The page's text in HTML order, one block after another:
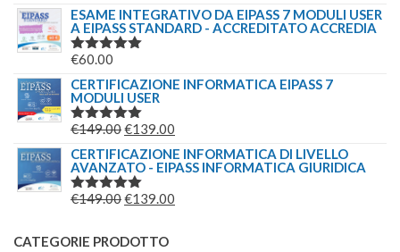
ESAME INTEGRATIVO DA EIPASS 7 MODULI USER
A EIPASS STANDARD - ACCREDITATO ACCREDIA
VALUTATO
€60.00
CERTIFICAZIONE INFORMATICA EIPASS 7
MODULI USER
VALUTATO
€149.00IL
PREZZO
ORIGINALE
ERA:
€139.00
PREZZO
ATTUALE
CERTIFICAZIONE INFORMATICA DI LIVELLO
AVANZATO - EIPASS INFORMATICA GIURIDICA
VALUTATO
€149.00IL
ORIGINALE
€139.00
CATEGORIE PRODOTTO